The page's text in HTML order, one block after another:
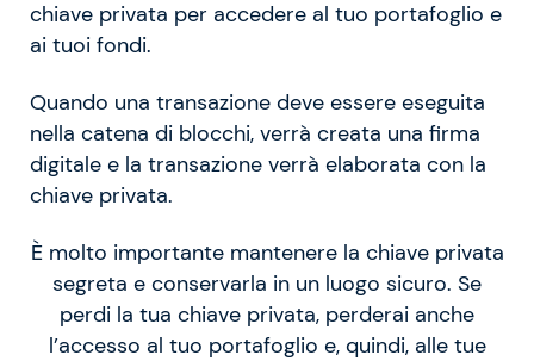
chiave privata per accedere al tuo portafoglio e
ai tuoi fondi.
Quando una transazione deve essere eseguita
nella catena di blocchi, verrà creata una firma
digitale e la transazione verrà elaborata con la
chiave privata.
È molto importante mantenere la chiave privata
segreta e conservarla in un luogo sicuro. Se
perdi la tua chiave privata, perderai anche
l’accesso al tuo portafoglio e, quindi, alle tue